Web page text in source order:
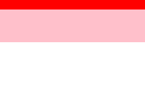
PER BAMBINI - N. 0009 - occhi